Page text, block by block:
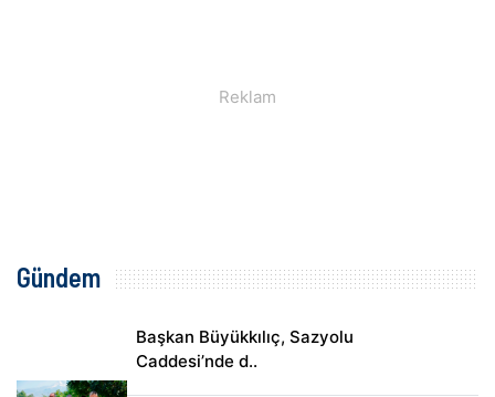
Gündem
Başkan Büyükkılıç, Sazyolu
Caddesi’nde d..